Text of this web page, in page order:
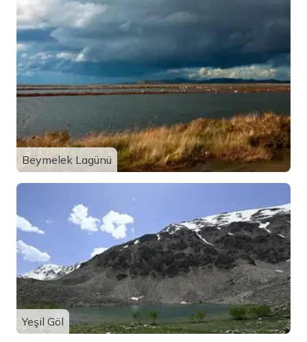
Beymelek Lagünü
Yeşil Göl